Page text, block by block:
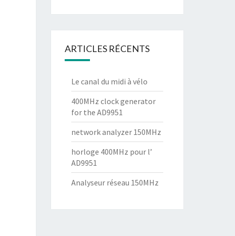
ARTICLES RÉCENTS
Le canal du midi à vélo
400MHz clock generator
for the AD9951
network analyzer 150MHz
horloge 400MHz pour l’
AD9951
Analyseur réseau 150MHz